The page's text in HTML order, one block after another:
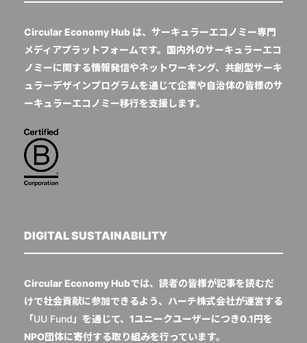
Circular Economy Hub は、サーキュラーエコノミー専門
メディアプラットフォームです。国内外のサーキュラーエコ
ノミーに関する情報発信やネットワーキング、共創型サーキ
ュラーデザインプログラムを通じて企業や自治体の皆様のサ
ーキュラーエコノミー移行を支援します。
DIGITAL SUSTAINABILITY
Circular Economy Hubでは、読者の皆様が記事を読むだ
けで社会貢献に参加できるよう、ハーチ株式会社が運営する
「UU Fund 」を通じて、1ユニークユーザーにつき0.1円を
NPO団体に寄付する取り組みを行っています。